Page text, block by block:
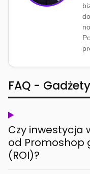
FAQ -
Czy inwestycja
od Promoshop
(ROI)?